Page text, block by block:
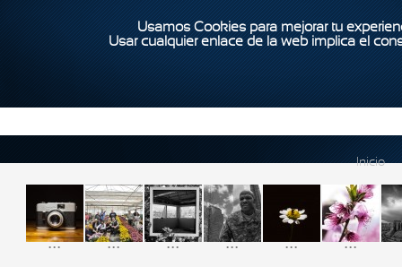
Usamos Cookies para mejorar tu
Usar cualquier enlace de la web implica el
Inicio
... ... ... ... ... ...